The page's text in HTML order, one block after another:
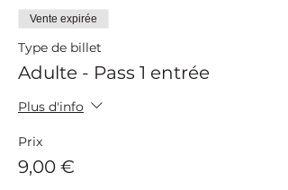
Vente expirée
Type de billet
Adulte - Pass 1 entrée
Plus d'info
Prix
9,00 €